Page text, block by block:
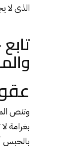
الذى لا
بغرامة
بالحبس